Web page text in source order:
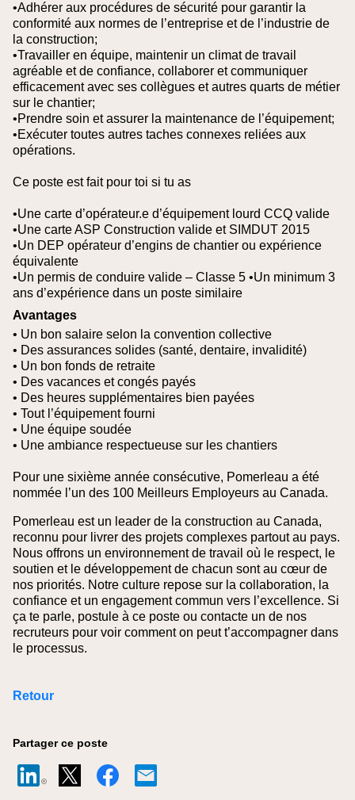
•Adhérer aux procédures de sécurité pour garantir la
conformité aux normes de l’entreprise et de l’industrie de
la construction;
•Travailler en équipe, maintenir un climat de travail
agréable et de confiance, collaborer et communiquer
efficacement avec ses collègues et autres quarts de métier
sur le chantier;
•Prendre soin et assurer la maintenance de l’équipement;
•Exécuter toutes autres taches connexes reliées aux
opérations.
Ce poste est fait pour toi si tu as
•Une carte d’opérateur.e d’équipement lourd CCQ valide
•Une carte ASP Construction valide et SIMDUT 2015
•Un DEP opérateur d’engins de chantier ou expérience
équivalente
•Un permis de conduire valide – Classe 5 •Un minimum 3
ans d’expérience dans un poste similaire
Avantages
• Un bon salaire selon la convention collective
• Des assurances solides (santé, dentaire, invalidité)
• Un bon fonds de retraite
• Des vacances et congés payés
• Des heures supplémentaires bien payées
• Tout l’équipement fourni
• Une équipe soudée
• Une ambiance respectueuse sur les chantiers
Pour une sixième année consécutive, Pomerleau a été
nommée l’un des 100 Meilleurs Employeurs au Canada.
Pomerleau est un leader de la construction au Canada,
reconnu pour livrer des projets complexes partout au pays.
Nous offrons un environnement de travail où le respect, le
soutien et le développement de chacun sont au cœur de
nos priorités. Notre culture repose sur la collaboration, la
confiance et un engagement commun vers l’excellence. Si
ça te parle, postule à ce poste ou contacte un de nos
recruteurs pour voir comment on peut t’accompagner dans
le processus.
Retour
Partager ce poste